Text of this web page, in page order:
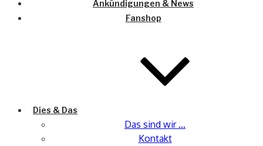
Ankündigungen & News
Fanshop
Dies & Das
Das sind wir …
Kontakt